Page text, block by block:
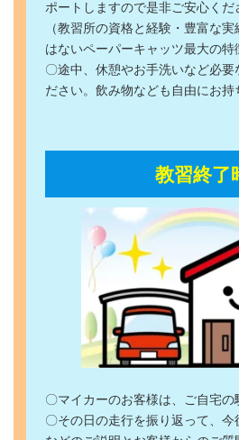
ポートしますので是非ご安心くだ
（教習所の資格と経験・豊富な
はないペーパーキャッツ最大の特
〇途中、休憩やお手洗いなど必要
ださい。飲み物なども自由にお持
教習終了
〇マイカーのお客様は、ご自宅の
〇その日の走行を振り返って、今